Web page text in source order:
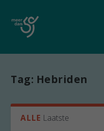
Tag: Hebriden
ALLE Laatste